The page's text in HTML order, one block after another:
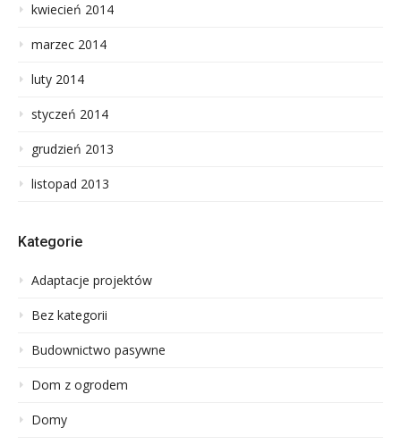
kwiecień 2014
marzec 2014
luty 2014
styczeń 2014
grudzień 2013
listopad 2013
Kategorie
Adaptacje projektów
Bez kategorii
Budownictwo pasywne
Dom z ogrodem
Domy